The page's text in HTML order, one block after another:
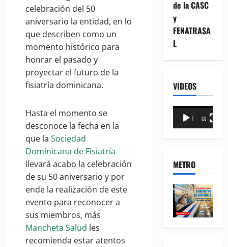
celebración del 50
aniversario la entidad, en lo
que describen como un
momento histórico para
honrar el pasado y
proyectar el futuro de la
fisiatría dominicana.
Hasta el momento se
desconoce la fecha en la
que la Sociedad
Dominicana de Fisiatría
llevará acabo la celebración
de su 50 aniversario y por
ende la realización de este
evento para reconocer a
sus miembros, más
Mancheta Salud les
recomienda estar atentos
de la CASC
y
FENATRASA
L
VIDEOS
Reproductor
00:00 02:18
METRO